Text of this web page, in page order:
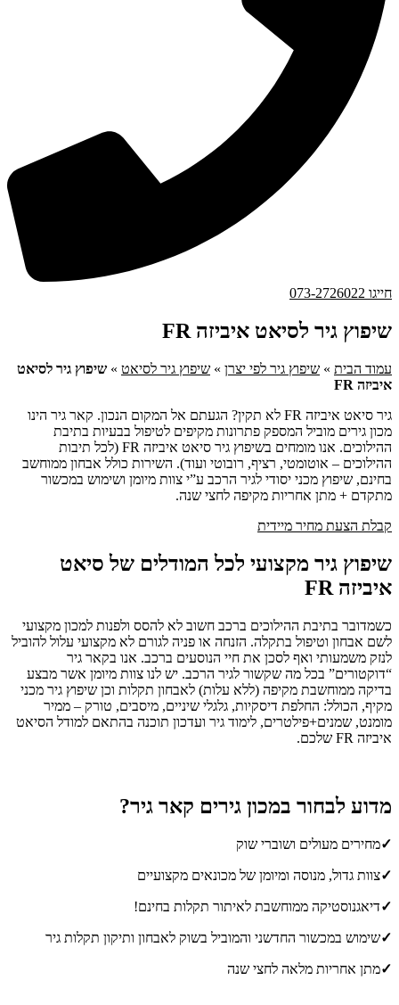
חייגו 073-2726022
שיפוץ גיר לסיאט איביזה FR
עמוד הבית » שיפוץ גיר לפי יצרן » שיפוץ גיר לסיאט » שיפוץ גיר לסיאט
איביזה FR
גיר סיאט איביזה FR לא תקין? הגעתם אל המקום הנכון. קאר גיר הינו
מכון גירים מוביל המספק פתרונות מקיפים לטיפול בבעיות בתיבת
ההילוכים. אנו מומחים בשיפוץ גיר סיאט איביזה FR (לכל תיבות
ההילוכים – אוטומטי, רציף, רובוטי ועוד). השירות כולל אבחון ממוחשב
בחינם, שיפוץ מכני יסודי לגיר הרכב ע”י צוות מיומן ושימוש במכשור
מתקדם + מתן אחריות מקיפה לחצי שנה.
קבלת הצעת מחיר מיידית
שיפוץ גיר מקצועי לכל המודלים של סיאט
איביזה FR
כשמדובר בתיבת ההילוכים ברכב חשוב לא להסס ולפנות למכון מקצועי
לשם אבחון וטיפול בתקלה. הזנחה או פניה לגורם לא מקצועי עלול להוביל
לנזק משמעותי ואף לסכן את חיי הנוסעים ברכב. אנו בקאר גיר
“דוקטורים” בכל מה שקשור לגיר הרכב. יש לנו צוות מיומן אשר מבצע
בדיקה ממוחשבת מקיפה (ללא עלות) לאבחון תקלות וכן שיפוץ גיר מכני
מקיף, הכולל: החלפת דיסקיות, גלגלי שיניים, מיסבים, טורק – ממיר
מומנט, שמנים+פילטרים, לימוד גיר ועדכון תוכנה בהתאם למודל הסיאט
איביזה FR שלכם.
מדוע לבחור במכון גירים קאר גיר?
✓מחירים מעולים ושוברי שוק
✓צוות גדול, מנוסה ומיומן של מכונאים מקצועיים
✓דיאגנוסטיקה ממוחשבת לאיתור תקלות בחינם!
✓שימוש במכשור החדשני והמוביל בשוק לאבחון ותיקון תקלות גיר
✓מתן אחריות מלאה לחצי שנה